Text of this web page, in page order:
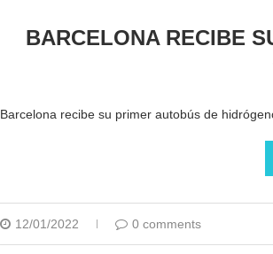
BARCELONA RECIBE
Barcelona recibe su primer autobús de
12/01/2022 0 comments